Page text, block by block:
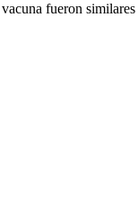
fueron